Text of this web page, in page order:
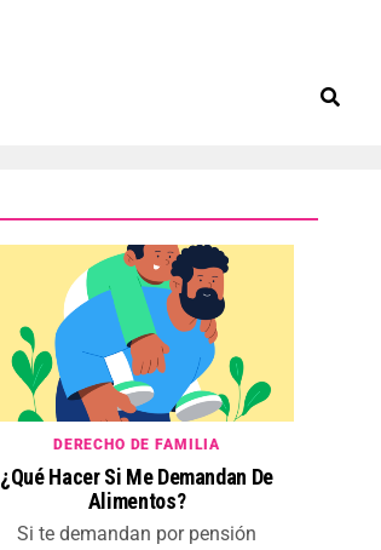
DERECHO DE FAMILIA
¿Qué Hacer Si Me Demandan De
Alimentos?
Si te demandan por pensión